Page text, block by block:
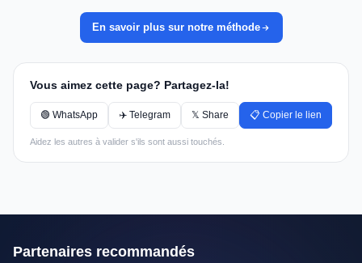
En savoir plus sur notre méthode
Vous aimez cette page? Partagez-la!
🟢 WhatsApp ✈️ Telegram 𝕏 Share 📋 Copier le lien
Aidez les autres à valider s'ils sont aussi touchés.
Partenaires recommandés